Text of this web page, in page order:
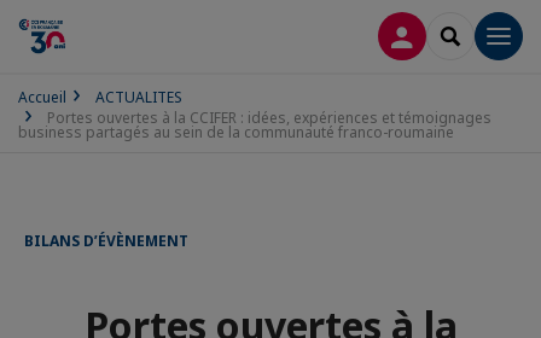
CONNEXION
Accueil
ACTUALITES
Portes ouvertes à la CCIFER : idées, expériences et témoignages
business partagés au sein de la communauté franco-roumaine
BILANS D’ÉVÈNEMENT
Portes ouvertes à la